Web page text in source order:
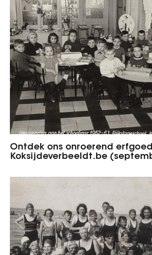
Ontdek ons onroerend
Koksijdeverbeeldt.be